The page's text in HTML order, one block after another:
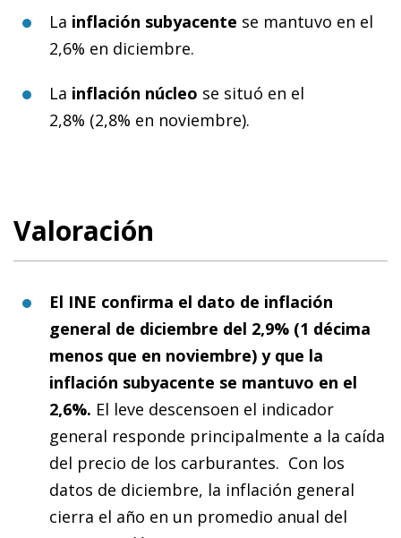
La inflación subyacente se mantuvo en el
2,6% en diciembre.
La inflación núcleo se situó en el
2,8% (2,8% en noviembre).
Valoración
El INE confirma el dato de inflación
general de diciembre del 2,9% (1 décima
menos que en noviembre) y que la
inflación subyacente se mantuvo en el
2,6%. El leve descensoen el indicador
general responde principalmente a la caída
del precio de los carburantes. Con los
datos de diciembre, la inflación general
cierra el año en un promedio anual del